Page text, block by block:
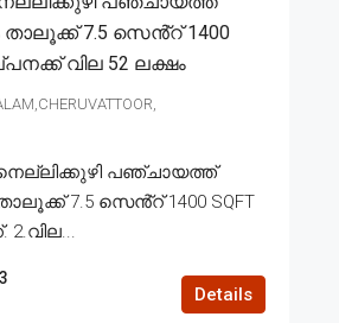
7.5 സെൻ്റ് 1400
വില 52 ലക്ഷം
പഞ്ചായത്ത്
7.5 സെൻ്റ് 1400 SQFT
2.വില...
3
Details